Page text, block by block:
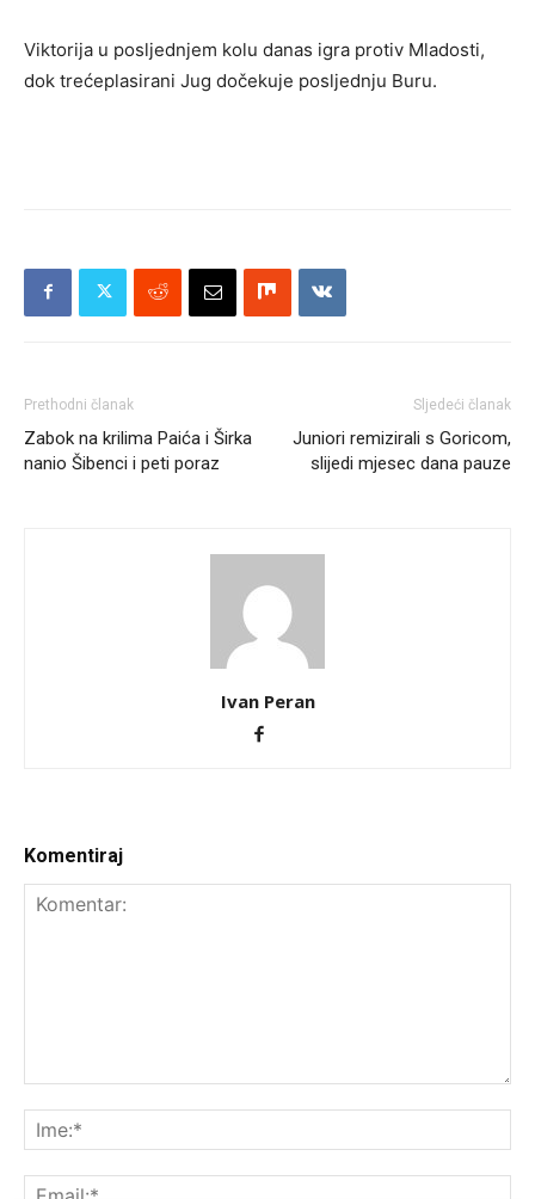
Viktorija u posljednjem kolu danas igra protiv Mladosti,
dok trećeplasirani Jug dočekuje posljednju Buru.
Prethodni članak
Zabok na krilima Paića i Širka
nanio Šibenci i peti poraz
Sljedeći članak
Juniori remizirali s Goricom,
slijedi mjesec dana pauze
Ivan Peran
Komentiraj